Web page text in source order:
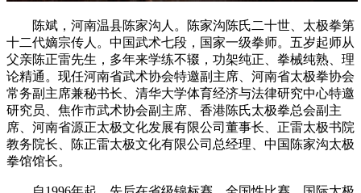
陈斌，河南温县陈家沟人。陈家沟陈氏二十世、太极拳第
十二代嫡宗传人。中国武术七段，国家一级拳师。五岁起师从
父亲陈正雷先生，多年来学练不辍，功架纯正、拳械纯熟、理
论精通。现任河南省武术协会特邀副主席、河南省太极拳协会
常务副主席兼秘书长、清华大学体育经济与法律研究中心特邀
研究员、焦作市武术协会副主席、香港陈氏太极拳总会副主
席、河南省源正太极文化发展有限公司董事长、正雷太极书院
教务院长、陈正雷太极文化有限公司总经理、中国陈家沟太极
拳馆馆长。